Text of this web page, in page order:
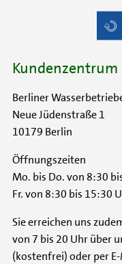
Kundenzentrum
Berliner
Neue Jüdenstraße 1
10179 Berlin
Öffnungszeiten
Mo. bis Do. von 8:30
Fr. von 8:30 bis 15:30
Sie erreichen uns
von 7 bis 20 Uhr über
(kostenfrei) oder per